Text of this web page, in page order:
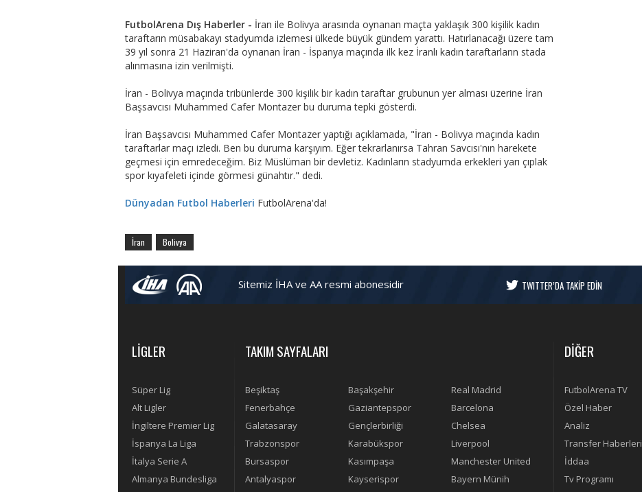
FutbolArena Dış Haberler - İran ile Bolivya arasında oynanan maçta yaklaşık 300 kişilik kadın
taraftarın müsabakayı stadyumda izlemesi ülkede büyük gündem yarattı. Hatırlanacağı üzere tam
39 yıl sonra 21 Haziran'da oynanan İran - İspanya maçında ilk kez İranlı kadın taraftarların stada
alınmasına izin verilmişti.
İran - Bolivya maçında tribünlerde 300 kişilik bir kadın taraftar grubunun yer alması üzerine İran
Başsavcısı Muhammed Cafer Montazer bu duruma tepki gösterdi.
İran Başsavcısı Muhammed Cafer Montazer yaptığı açıklamada, "İran - Bolivya maçında kadın
taraftarlar maçı izledi. Ben bu duruma karşıyım. Eğer tekrarlanırsa Tahran Savcısı'nın harekete
geçmesi için emredeceğim. Biz Müslüman bir devletiz. Kadınların stadyumda erkekleri yarı çıplak
spor kıyafeleti içinde görmesi günahtır." dedi.
Dünyadan Futbol Haberleri FutbolArena'da!
İran Bolivya
Sitemiz İHA ve AA resmi abonesidir TWITTER’DA TAKİP EDİN
LİGLER
Süper Lig
Alt Ligler
İngiltere Premier Lig
İspanya La Liga
İtalya Serie A
Almanya Bundesliga
TAKIM SAYFALARI
Beşiktaş Başakşehir
Real Madrid
Fenerbahçe
Gaziantepspor
Barcelona
Galatasaray
Gençlerbirliği
Chelsea
Trabzonspor
Karabükspor
Liverpool
Bursaspor
Kasımpaşa
Manchester United
Antalyaspor
Kayserispor
Bayern Münih
DİĞER
FutbolArena TV
Özel Haber
Analiz
Transfer Haberleri
İddaa
Tv Programı